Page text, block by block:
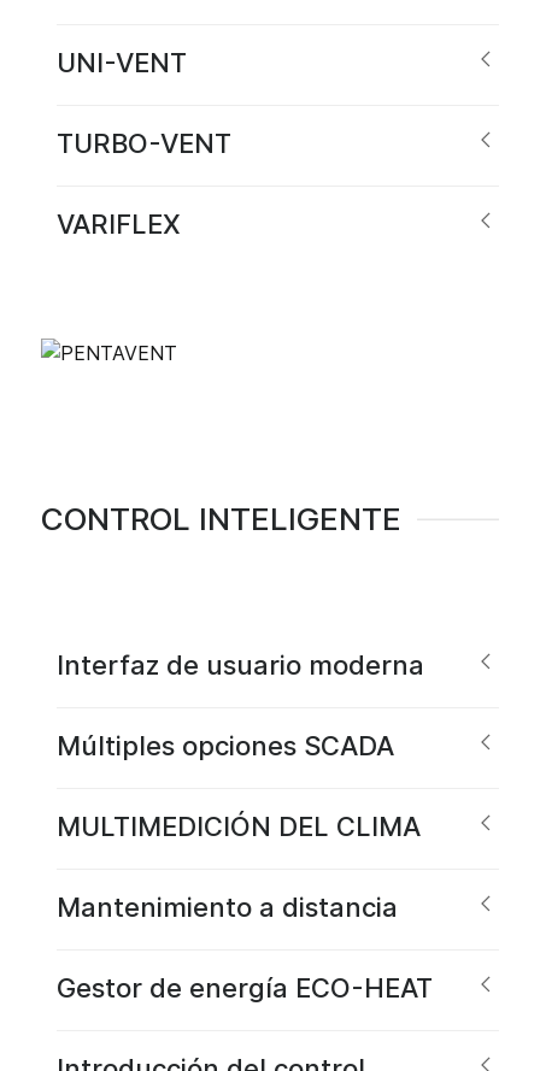
UNI-VENT
TURBO-VENT
VARIFLEX
CONTROL INTELIGENTE
Interfaz de usuario moderna
Múltiples opciones SCADA
MULTIMEDICIÓN DEL CLIMA
Mantenimiento a distancia
Gestor de energía ECO-HEAT